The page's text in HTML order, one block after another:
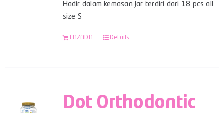
Hadir dalam kemasan Jar terdiri dari 18 pcs all
size S
LAZADA Details
Dot Orthodontic